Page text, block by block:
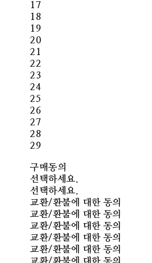
17
18
19
20
21
22
23
24
25
26
27
28
29
구매동의
선택하세요.
선택하세요.
교환/환불에 대한 동의
교환/환불에 대한 동의
교환/환불에 대한 동의
교환/환불에 대한 동의
교환/환불에 대한 동의